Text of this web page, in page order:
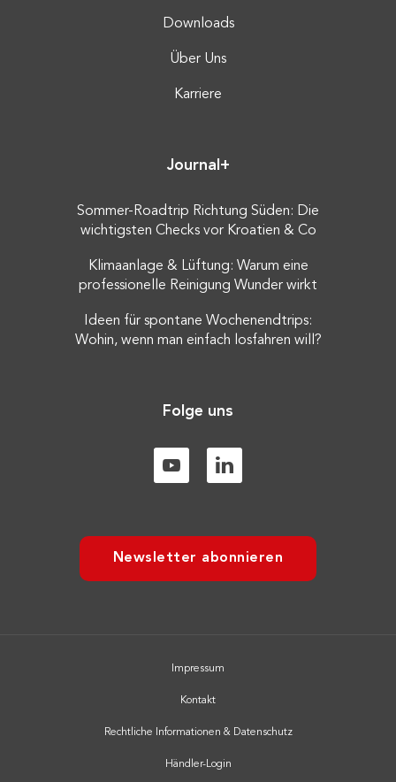
Downloads
Über Uns
Karriere
Journal+
Sommer-Roadtrip Richtung Süden: Die
wichtigsten Checks vor Kroatien & Co
Klimaanlage & Lüftung: Warum eine
professionelle Reinigung Wunder wirkt
Ideen für spontane Wochenendtrips:
Wohin, wenn man einfach losfahren will?
Folge uns
Newsletter abonnieren
Impressum
Kontakt
Rechtliche Informationen & Datenschutz
Händler-Login